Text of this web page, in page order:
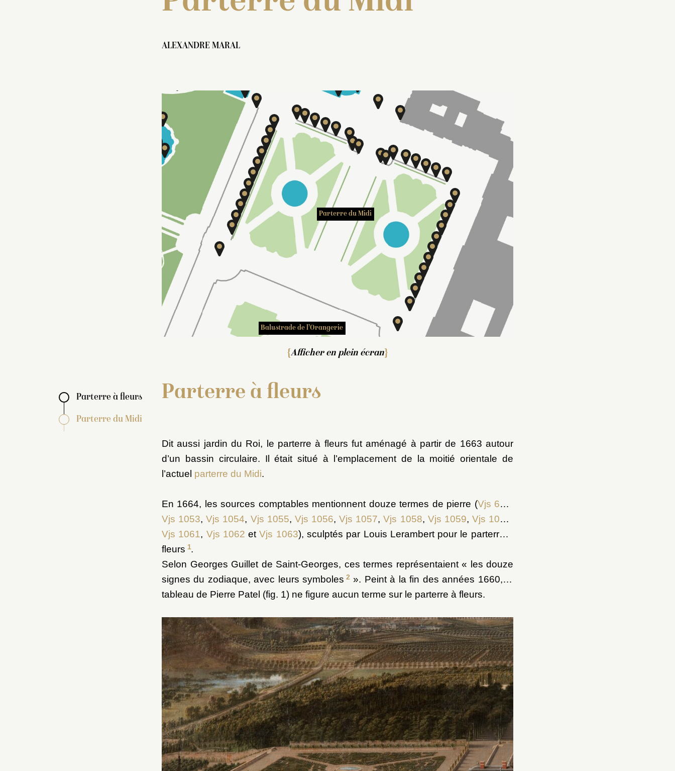
ALEXANDRE MARAL
Balustrade de l’Orangerie
Parterre du Midi
Afficher en plein écran
Parterre à fleurs
Parterre du Midi
Parterre à fleurs
Dit aussi jardin du Roi, le parterre à fleurs fut aménagé à partir de 1663 autour
d’un bassin circulaire. Il était situé à l’emplacement de la moitié orientale de
l’actuel parterre du Midi.
En 1664, les sources comptables mentionnent douze termes de pierre (Vjs 635
Vjs 1053,Vjs 1054, Vjs 1055, Vjs 1056,Vjs 1057,Vjs 1058, Vjs 1059, Vjs 1060
Vjs 1061, Vjs 1062 etVjs 1063), sculptés par Louis Lerambert pour le parterre à
fleurs 1.
Selon Georges Guillet de Saint-Georges, ces termes représentaient « les douze
signes du zodiaque, avec leurs symboles 2». Peint à la fin des années 1660, le
tableau de Pierre Patel (fig. 1) ne figure aucun terme sur le parterre à fleurs.